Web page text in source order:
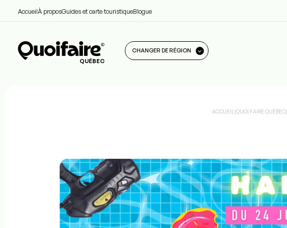
AccueilÀ proposGuides et carte touristiqueBlogue
QUÉBEC
CHANGER DE RÉGION
ACCUEIL |QUOI FAIRE QUÉBEC|